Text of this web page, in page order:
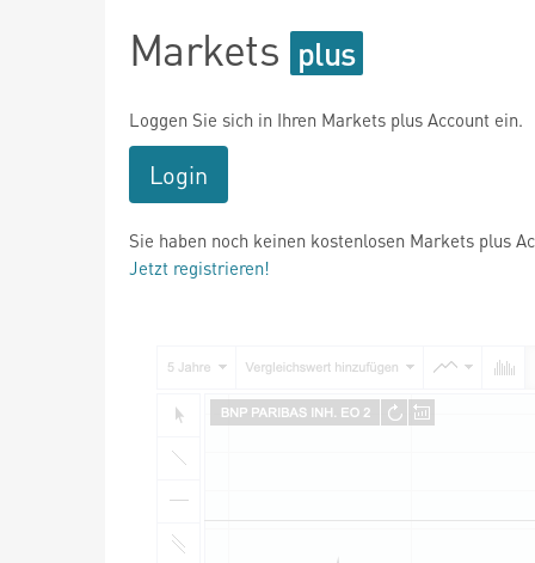
Markets
Loggen Sie sich in Ihren Markets plus Account ein.
Login
Sie haben noch keinen kostenlosen Markets plus
Jetzt registrieren!